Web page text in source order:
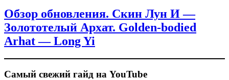
Обзор обновления. Скин Лун И —
Золототелый Архат. Golden-bodied
Arhat — Long Yi
Самый свежий гайд на YouTube